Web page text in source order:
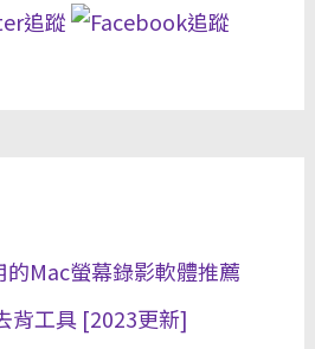
Mac螢幕錄影軟體推薦
背工具 [2023更新]